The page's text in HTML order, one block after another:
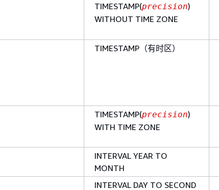
TIMESTAMP(precision)
WITHOUT TIME ZONE
TIMESTAMP（有时区）
TIMESTAMP(precision)
WITH TIME ZONE
INTERVAL YEAR TO
MONTH
INTERVAL DAY TO SECOND